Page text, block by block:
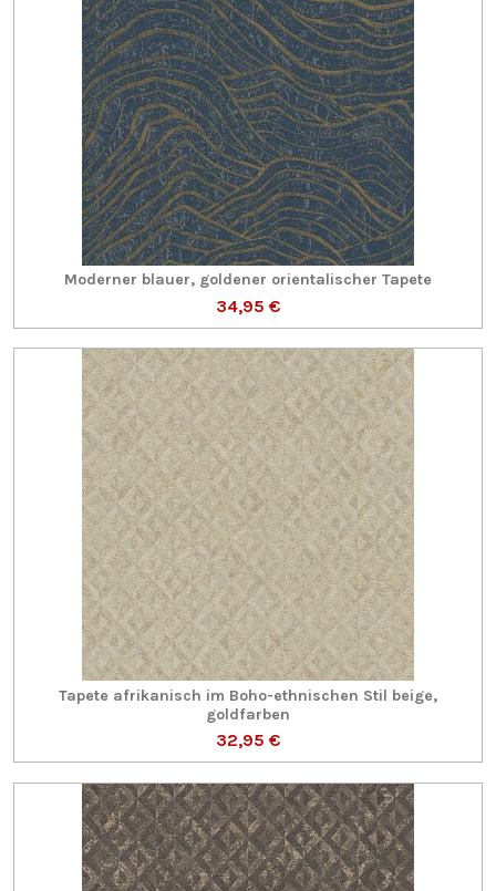
Moderner blauer, goldener orientalischer Tapete
34,95 €
Tapete afrikanisch im Boho-ethnischen Stil beige,
goldfarben
32,95 €